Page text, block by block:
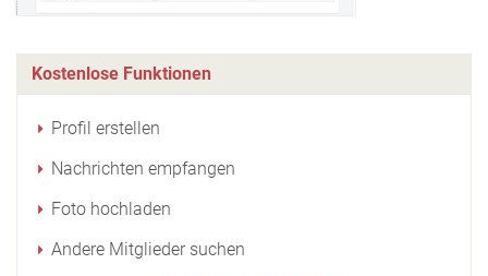
Kostenlose Funktionen
Profil erstellen
Nachrichten empfangen
Foto hochladen
Andere Mitglieder suchen